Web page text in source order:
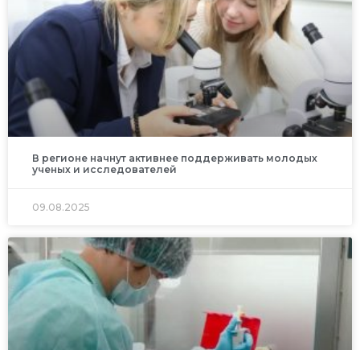
В регионе начнут активнее поддерживать молодых
ученых и исследователей
09.08.2025